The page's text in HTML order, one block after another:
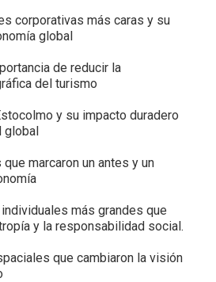
corporativas más caras y su
global
de reducir la
del turismo
y su impacto duradero
global
marcaron un antes y un
más grandes que
y la responsabilidad social.
que cambiaron la visión